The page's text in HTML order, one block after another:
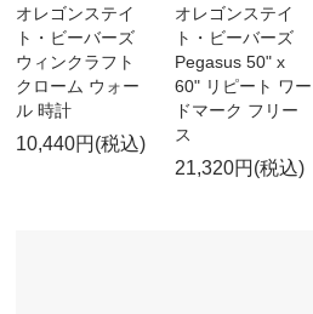
オレゴンステイ
ト・ビーバーズ
ウィンクラフト
クローム ウォー
ル 時計
10,440円(税込)
オレゴンステイ
ト・ビーバーズ
Pegasus 50" x
60" リピート ワー
ドマーク フリー
ス
21,320円(税込)